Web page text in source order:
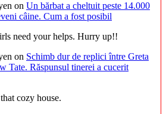
on Un bărbat a cheltuit peste 14.000
câine. Cum a fost posibil
need your helps. Hurry up!!
on Schimb dur de replici între Greta
Tate. Răspunsul tinerei a cucerit
cozy house.